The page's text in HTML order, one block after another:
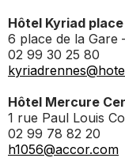
Hôtel Kyriad
6 place de la Gare
02 99 30 25 80
Hôtel Mercure
1 rue Paul Louis
02 99 78 82 20
h1056@accor.com